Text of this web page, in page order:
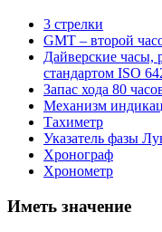
3 стрелки
GMT – второй
Дайверские часы,
стандартом ISO
Запас хода 80
Механизм
Тахиметр
Указатель фазы
Хронограф
Хронометр
Иметь значение